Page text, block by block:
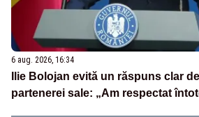
6 aug. 2026, 16:34
Ilie Bolojan evită un răspuns clar
partenerei sale: „Am respectat